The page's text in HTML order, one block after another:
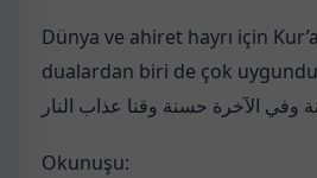
Dünya ve ahiret hayrı için
dualardan biri de çok
وفي الآخرة حسنة وقنا عذاب النار
Okunuşu: